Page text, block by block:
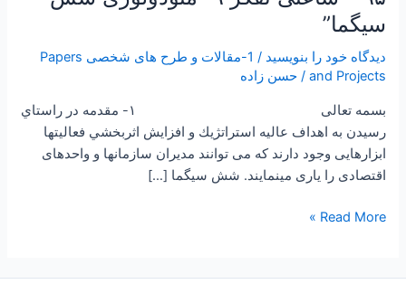
سیگما”
دیدگاه‌ خود را بنویسید /
1-مقالات و طرح های شخصی Papers
and Projects
/حسن زاده
بسمه تعالی ۱- مقدمه در راستاي
رسیدن به اهداف عالیه استراتژيك و افزايش اثربخشي فعالیتها
ابزارهایی وجود دارند که می توانند مدیران سازمانها و واحدهای
اقتصادی را یاری مينمايند. شش سيگما […]
ساعتی
تفکر
۹
“متودولوژی
سیگما”
Read More »